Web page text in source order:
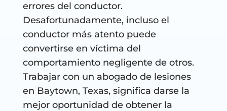
errores del conductor.
Desafortunadamente, incluso el
conductor más atento puede
convertirse en víctima del
comportamiento negligente de otros.
Trabajar con un abogado de lesiones
en Baytown, Texas, significa darse la
mejor oportunidad de obtener la